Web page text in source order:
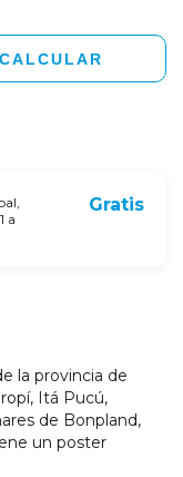
CALCULAR
a
Gratis
la provincia de
Itá Pucú,
de Bonpland,
un poster